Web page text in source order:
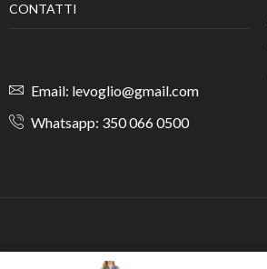
CONTATTI
Email: levoglio@gmail.com
Whatsapp: 350 066 0500